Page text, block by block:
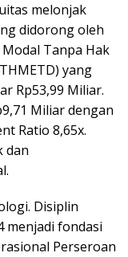
melonjak
didorong oleh
Tanpa Hak
yang
Rp53,99 Miliar.
Miliar dengan
Ratio 8,65x.
dan
Disiplin
menjadi fondasi
Perseroan